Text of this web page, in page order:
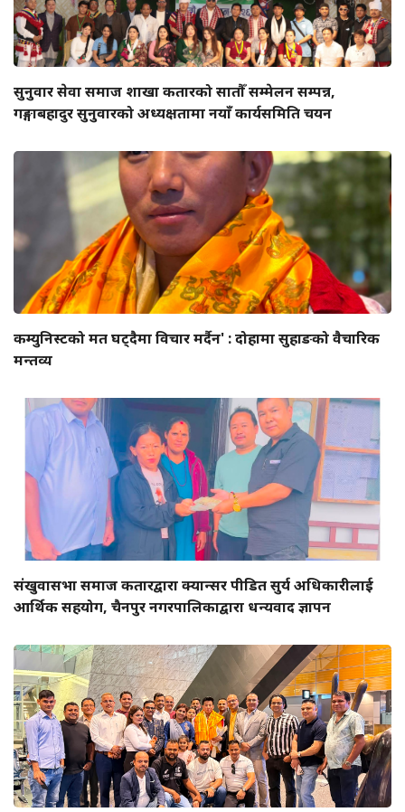
सुनुवार सेवा समाज शाखा कतारको सातौँ सम्मेलन सम्पन्न,
गङ्गाबहादुर सुनुवारको अध्यक्षतामा नयाँ कार्यसमिति चयन
कम्युनिस्टको मत घट्दैमा विचार मर्दैन' : दोहामा सुहाङको वैचारिक
मन्तव्य
संखुवासभा समाज कतारद्वारा क्यान्सर पीडित सुर्य अधिकारीलाई
आर्थिक सहयोग, चैनपुर नगरपालिकाद्वारा धन्यवाद ज्ञापन